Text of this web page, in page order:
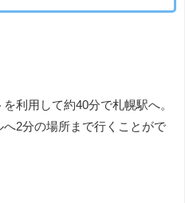
利用して約40分で札幌駅へ。
2分の場所まで行くことがで